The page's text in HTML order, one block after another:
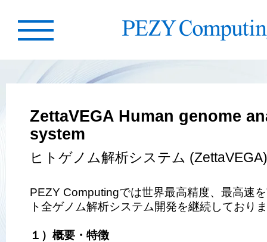
ZettaVEGA Human genome
system
ヒトゲノム解析システム (ZettaVEGA)
PEZY Computingでは世界最高精度、最高速
ト全ゲノム解析システム開発を継続しており
１）概要・特徴